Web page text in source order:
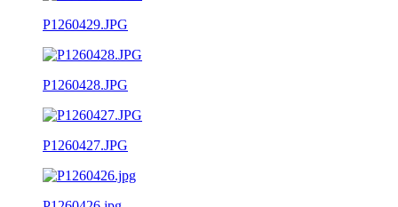
P1260429.JPG
P1260428.JPG
P1260427.JPG